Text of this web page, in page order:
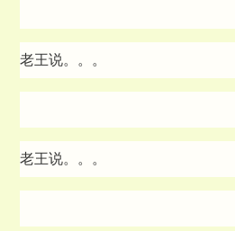
老王说。。。
老王说。。。